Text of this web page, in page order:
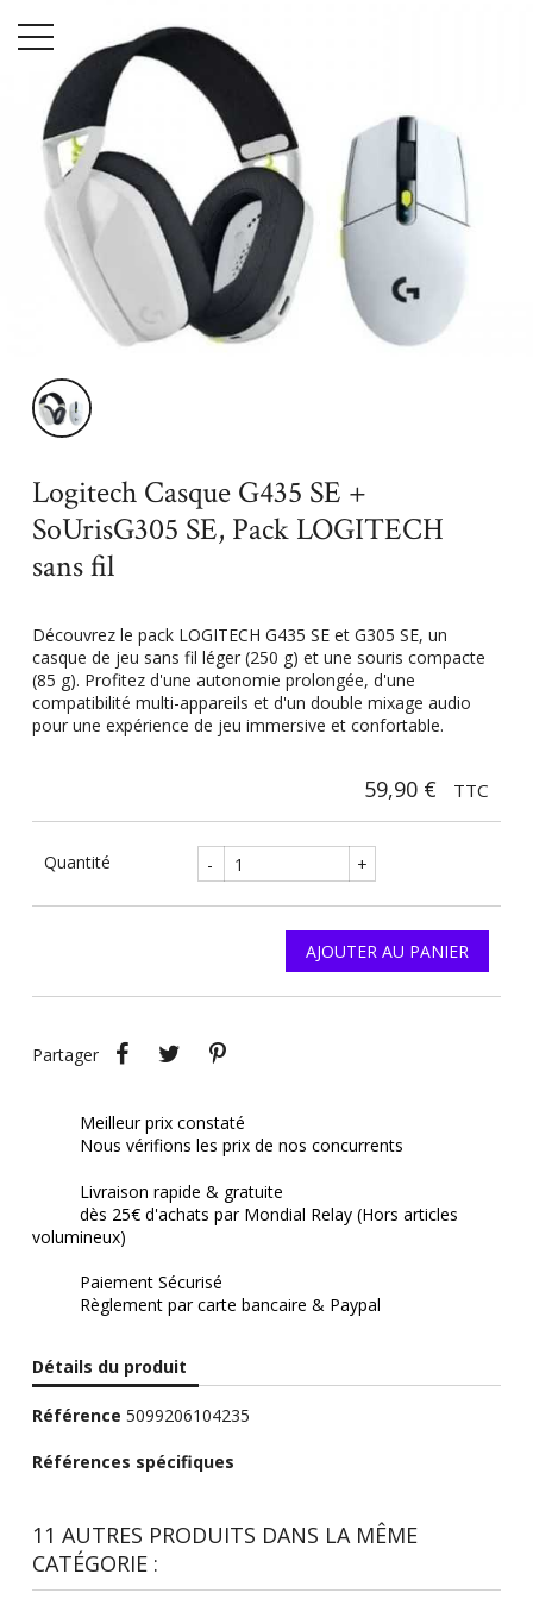
Menu
Accueil
Casque G435 SE + SoUrisG305 SE, Pack LOGITECH sans fil
Logitech Casque G435 SE +
SoUrisG305 SE, Pack LOGITECH
sans fil
Découvrez le pack LOGITECH G435 SE et G305 SE, un
casque de jeu sans fil léger (250 g) et une souris compacte
(85 g). Profitez d'une autonomie prolongée, d'une
compatibilité multi-appareils et d'un double mixage audio
pour une expérience de jeu immersive et confortable.
59,90 € TTC
Quantité - +
AJOUTER AU PANIER
Partager
PartagerTweet
Meilleur prix constaté
Nous vérifions les prix de nos concurrents
Livraison rapide & gratuite
dès 25€ d'achats par Mondial Relay (Hors articles
volumineux)
Paiement Sécurisé
Règlement par carte bancaire & Paypal
Détails du produit
Référence 5099206104235
Références spécifiques
11 AUTRES PRODUITS DANS LA MÊME
CATÉGORIE :